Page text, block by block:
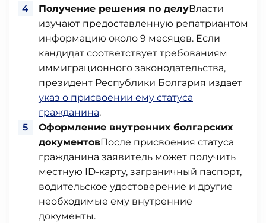
Получение решения по делуВласти
изучают предоставленную репатриантом
информацию около 9 месяцев. Если
кандидат соответствует требованиям
иммиграционного законодательства,
президент Республики Болгария издает
указ о присвоении ему статуса
гражданина.
Оформление внутренних болгарских
документовПосле присвоения статуса
гражданина заявитель может получить
местную ID-карту, заграничный паспорт,
водительское удостоверение и другие
необходимые ему внутренние
документы.